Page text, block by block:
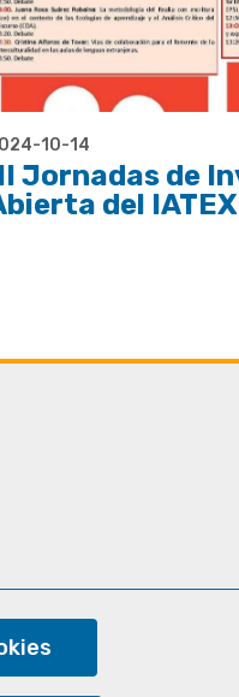
10-14
Jornadas de
del